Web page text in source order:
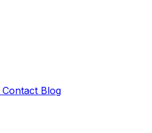
Contact Blog